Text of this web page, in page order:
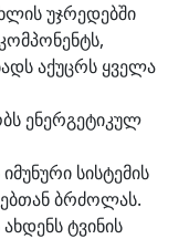
უჯრედებში
აქუცრს ყველა
ენერგეტიკულ
სისტემის
ბრძოლას.
ტვინის